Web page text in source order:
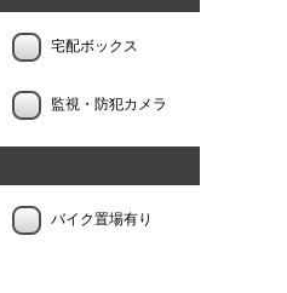
宅配ボックス
監視・防犯カメラ
バイク置場有り